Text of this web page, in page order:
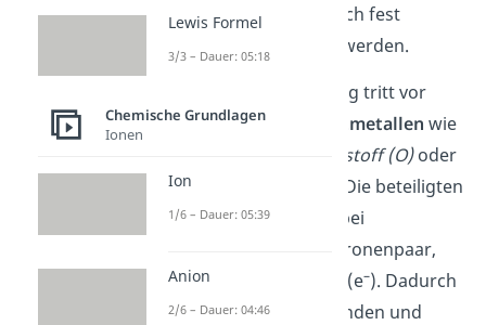
ausbilden und dadurch fest
zusammengehalten werden.
Die kovalente Bindung tritt vor
allem zwischen
Nichtmetallen wie
Sauerstoff (O)oder
Wasserstoff (H)
auf. Die beteiligten
Atome teilen sich dabei
mindestens ein Elektronenpaar,
also zwei Elektronen (e–). Dadurch
sind die Atome gebunden und
Lewis Formel
3/3 – Dauer: 05:18
Chemische Grundlagen
Ionen
Ion
1/6 – Dauer: 05:39
Anion
2/6 – Dauer: 04:46